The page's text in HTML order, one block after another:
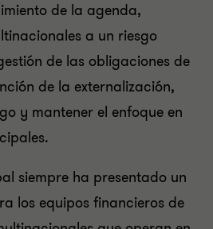
de la agenda,
a un riesgo
de las obligaciones de
de la externalización,
y mantener el enfoque en
siempre ha presentado un
los equipos financieros de